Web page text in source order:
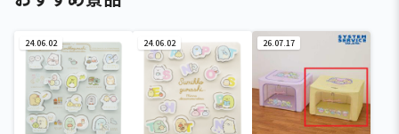
24.06.02 24.06.02 26.07.17